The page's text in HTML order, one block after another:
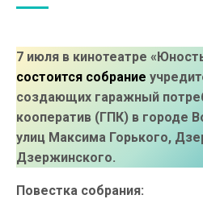
7 июля в кинотеатре
состоится собрание
создающих гаражный
кооператив (ГПК) в городе
улиц Максима Горького,
Дзержинского.
Повестка собрания: